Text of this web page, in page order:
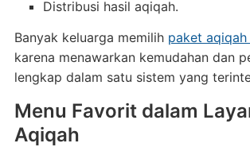
Distribusi hasil aqiqah.
Banyak keluarga memilih paket aqiqah
karena menawarkan kemudahan dan
lengkap dalam satu sistem yang
Menu Favorit dalam
Aqiqah